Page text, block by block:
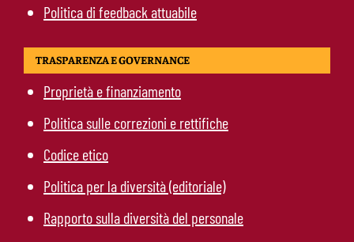
Politica di feedback attuabile
TRASPARENZA E GOVERNANCE
Proprietà e finanziamento
Politica sulle correzioni e rettifiche
Codice etico
Politica per la diversità (editoriale)
Rapporto sulla diversità del personale